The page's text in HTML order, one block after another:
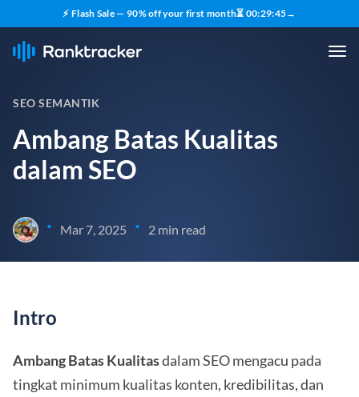
⚡ Flash Sale — 90% off your first month⏳ 00:29:44→
SEO SEMANTIK
Ambang Batas Kualitas
dalam SEO
• Mar 7, 2025 • 2 min read
Intro
Ambang Batas Kualitasdalam SEO mengacu pada
tingkat minimum kualitas konten, kredibilitas, dan